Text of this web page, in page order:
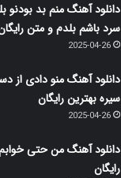
دانلود آهنگ منم بد بودنو
سرد باشم بلدم و متن
2025-04-26
دانلود آهنگ منو دادی از
سیره بهترین رایگان
2025-04-26
دانلود آهنگ من حتی
رایگان